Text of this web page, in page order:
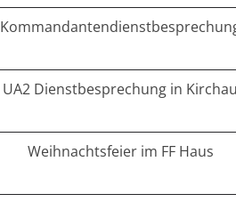
UA2 Dienstbesprechung in
Weihnachtsfeier im FF Haus